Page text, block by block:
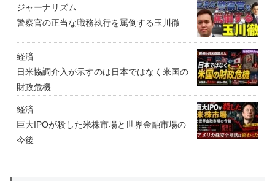
ジャーナリズム
警察官の正当な職務執行を罵倒する玉川徹
経済
日米協調介入が示すのは日本ではなく米国の
財政危機
経済
巨大IPOが殺した米株市場と世界金融市場の
今後